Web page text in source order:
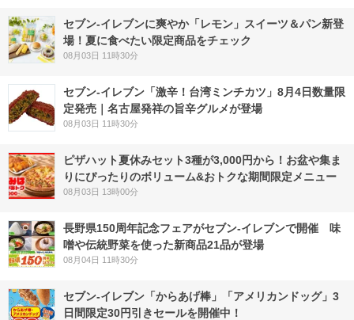
セブン‐イレブンに爽やか「レモン」スイーツ＆パン新登
場！夏に食べたい限定商品をチェック
08月03日 11時30分
セブン-イレブン「激辛！台湾ミンチカツ」8月4日数量限
定発売｜名古屋発祥の旨辛グルメが登場
08月03日 11時30分
ピザハット夏休みセット3種が3,000円から！お盆や集ま
りにぴったりのボリューム&おトクな期間限定メニュー
08月03日 13時00分
長野県150周年記念フェアがセブン-イレブンで開催 味
噌や伝統野菜を使った新商品21品が登場
08月04日 11時30分
セブン‐イレブン「からあげ棒」「アメリカンドッグ」3
日間限定30円引きセールを開催中！